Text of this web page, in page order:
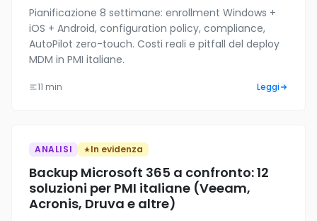
Pianificazione 8 settimane: enrollment Windows +
iOS + Android, configuration policy, compliance,
AutoPilot zero-touch. Costi reali e pitfall del deploy
MDM in PMI italiane.
11 min Leggi
ANALISI In evidenza
Backup Microsoft 365 a confronto: 12
soluzioni per PMI italiane (Veeam,
Acronis, Druva e altre)